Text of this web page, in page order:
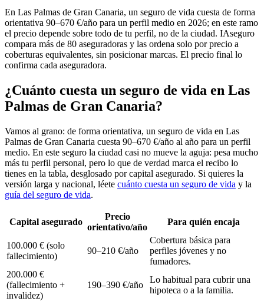
En Las Palmas de Gran Canaria, un seguro de vida cuesta de forma
orientativa 90–670 €/año para un perfil medio en 2026; en este ramo
el precio depende sobre todo de tu perfil, no de la ciudad. IAseguro
compara más de 80 aseguradoras y las ordena solo por precio a
coberturas equivalentes, sin posicionar marcas. El precio final lo
confirma cada aseguradora.
¿Cuánto cuesta un seguro de vida en Las
Palmas de Gran Canaria?
Vamos al grano: de forma orientativa, un seguro de vida en Las
Palmas de Gran Canaria cuesta 90–670 €/año al año para un perfil
medio. En este seguro la ciudad casi no mueve la aguja: pesa mucho
más tu perfil personal, pero lo que de verdad marca el recibo lo
tienes en la tabla, desglosado por capital asegurado. Si quieres la
versión larga y nacional, léete cuánto cuesta un seguro de vida y la
guía del seguro de vida.
Capital asegurado
Precio
orientativo/año
Para quién encaja
100.000 € (solo
fallecimiento)
90–210 €/año
Cobertura básica para
perfiles jóvenes y no
fumadores.
200.000 €
(fallecimiento +
invalidez)
190–390 €/año
Lo habitual para cubrir una
hipoteca o a la familia.